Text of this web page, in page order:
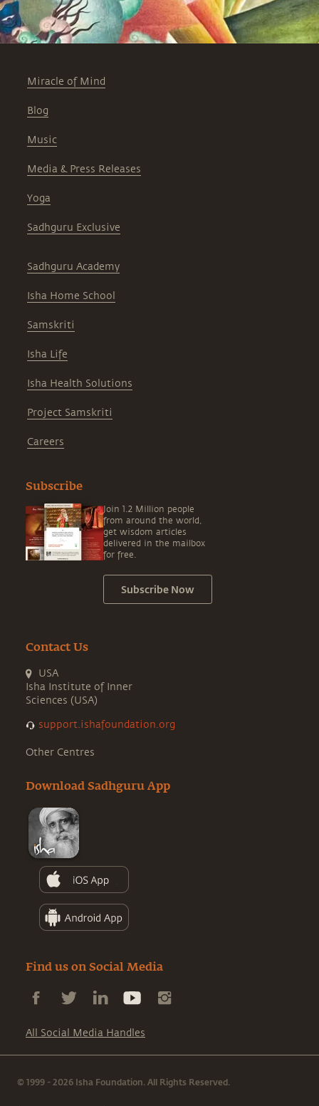
Miracle of Mind
Blog
Music
Media & Press Releases
Yoga
Sadhguru Exclusive
Sadhguru Academy
Isha Home School
Samskriti
Isha Life
Isha Health Solutions
Project Samskriti
Careers
Subscribe
Join 1.2 Million people
from around the world,
get wisdom articles
delivered in the mailbox
for free.
Subscribe Now
Contact Us
USA
Isha Institute of Inner
Sciences (USA)
support.ishafoundation.org
Other Centres
Download Sadhguru App
Find us on Social Media
All Social Media Handles
© 1999 - 2026 Isha Foundation. All Rights Reserved.